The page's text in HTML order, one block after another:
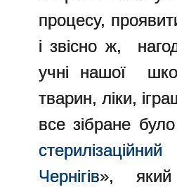
процесу,
і звісно ж,
учні нашої
тварин, ліки,
все зібране
Чернігів», який